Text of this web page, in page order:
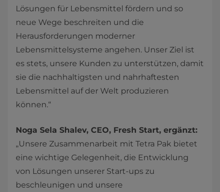
Lösungen für Lebensmittel fördern und so
neue Wege beschreiten und die
Herausforderungen moderner
Lebensmittelsysteme angehen. Unser Ziel ist
es stets, unsere Kunden zu unterstützen, damit
sie die nachhaltigsten und nahrhaftesten
Lebensmittel auf der Welt produzieren
können.“
Noga Sela Shalev, CEO, Fresh Start, ergänzt:
„Unsere Zusammenarbeit mit Tetra Pak bietet
eine wichtige Gelegenheit, die Entwicklung
von Lösungen unserer Start-ups zu
beschleunigen und unsere